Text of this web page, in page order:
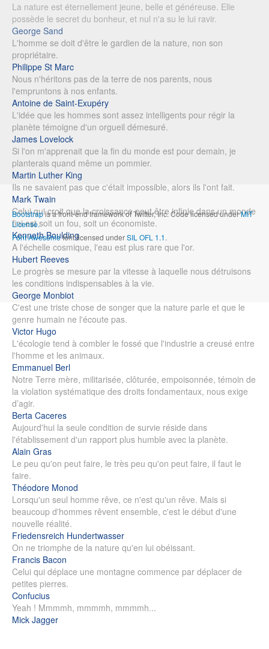
La nature est éternellement jeune, belle et généreuse. Elle
possède le secret du bonheur, et nul n'a su le lui ravir.
George Sand
L'homme se doit d'être le gardien de la nature, non son
propriétaire.
Philippe St Marc
Nous n'héritons pas de la terre de nos parents, nous
l'empruntons à nos enfants.
Antoine de Saint-Exupéry
L'idée que les hommes sont assez intelligents pour régir la
planète témoigne d'un orgueil démesuré.
James Lovelock
Si l'on m'apprenait que la fin du monde est pour demain, je
planterais quand même un pommier.
Martin Luther King
Ils ne savaient pas que c'était impossible, alors ils l'ont fait.
Mark Twain
Celui qui croit que la croissance peut être infinie dans un monde
fini est soit un fou, soit un économiste.
Kenneth Boulding
A l'échelle cosmique, l'eau est plus rare que l'or.
Hubert Reeves
Le progrès se mesure par la vitesse à laquelle nous détruisons
les conditions indispensables à la vie.
George Monbiot
C'est une triste chose de songer que la nature parle et que le
genre humain ne l'écoute pas.
Victor Hugo
L'écologie tend à combler le fossé que l'industrie a creusé entre
l'homme et les animaux.
Emmanuel Berl
Notre Terre mère, militarisée, clôturée, empoisonnée, témoin de
la violation systématique des droits fondamentaux, nous exige
d’agir.
Berta Caceres
Aujourd'hui la seule condition de survie réside dans
l'établissement d'un rapport plus humble avec la planète.
Alain Gras
Le peu qu'on peut faire, le très peu qu'on peut faire, il faut le
faire.
Théodore Monod
Lorsqu'un seul homme rêve, ce n'est qu'un rêve. Mais si
beaucoup d'hommes rêvent ensemble, c'est le début d'une
nouvelle réalité.
Friedensreich Hundertwasser
On ne triomphe de la nature qu'en lui obéissant.
Francis Bacon
Celui qui déplace une montagne commence par déplacer de
petites pierres.
Confucius
Yeah ! Mmmmh, mmmmh, mmmmh...
Mick Jagger
Bootstrapis a front-end framework of Twitter, Inc. Code licensed underMIT
License.
Font Awesomefont licensed underSIL OFL 1.1.